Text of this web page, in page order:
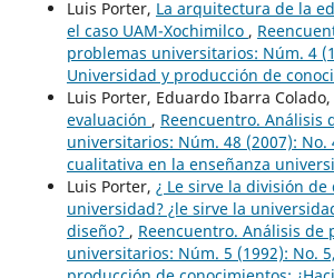
Luis Porter, La arquitectura de la
el caso UAM-Xochimilco ,
problemas universitarios: Núm. 4
Universidad y producción de
Luis Porter, Eduardo Ibarra Colado,
evaluación , Reencuentro. Análisis
universitarios: Núm. 48 (2007): No.
cualitativa en la enseñanza
Luis Porter, ¿ Le sirve la división de
universidad? ¿le sirve la
diseño? , Reencuentro. Análisis de
universitarios: Núm. 5 (1992): No.